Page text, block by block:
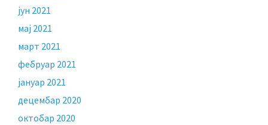
јун 2021
мај 2021
март 2021
фебруар 2021
јануар 2021
децембар 2020
октобар 2020